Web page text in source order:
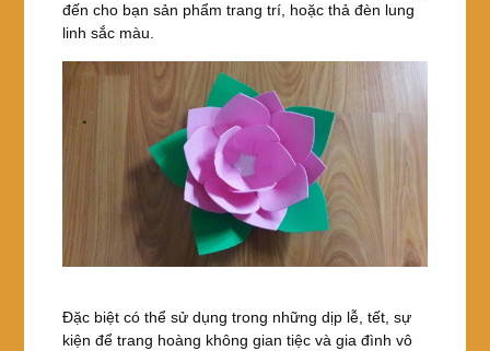
k
đến cho bạn sản phẩm trang trí, hoặc thả đèn lung
linh sắc màu.
Đặc biệt có thể sử dụng trong những dịp lễ, tết, sự
kiện để trang hoàng không gian tiệc và gia đình vô